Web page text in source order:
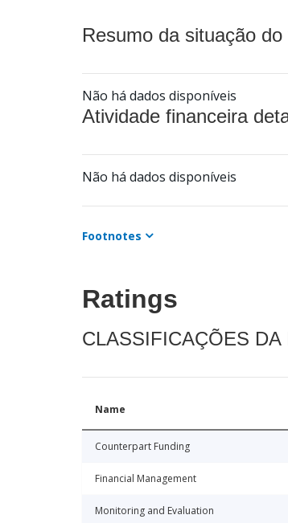
Resumo da situação
Não há dados disponíveis
Atividade financeira
Não há dados disponíveis
Footnotes
Ratings
CLASSIFICAÇÕES
Name
Counterpart Funding
Financial Management
Monitoring and Evaluation